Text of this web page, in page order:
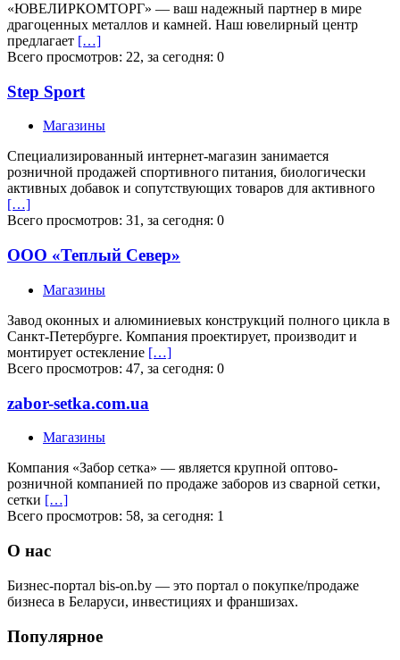
«ЮВЕЛИРКОМТОРГ» — ваш надежный партнер в мире
драгоценных металлов и камней. Наш ювелирный центр
предлагает […]
Всего просмотров: 22, за сегодня: 0
Step Sport
Магазины
Специализированный интернет-магазин занимается
розничной продажей спортивного питания, биологически
активных добавок и сопутствующих товаров для активного
[…]
Всего просмотров: 31, за сегодня: 0
ООО «Теплый Север»
Магазины
Завод оконных и алюминиевых конструкций полного цикла в
Санкт-Петербурге. Компания проектирует, производит и
монтирует остекление […]
Всего просмотров: 47, за сегодня: 0
zabor-setka.com.ua
Магазины
Компания «Забор сетка» — является крупной оптово-
розничной компанией по продаже заборов из сварной сетки,
сетки […]
Всего просмотров: 58, за сегодня: 1
О нас
Бизнес-портал bis-on.by — это портал о покупке/продаже
бизнеса в Беларуси, инвестициях и франшизах.
Популярное